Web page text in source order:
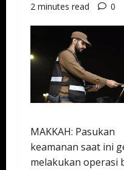
2 minutes read
0
MAKKAH: Pasukan
keamanan saat ini
melakukan operasi